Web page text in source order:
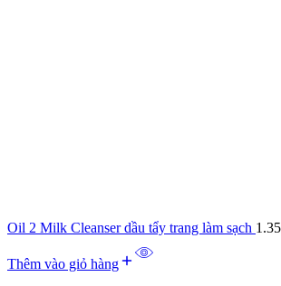
Oil 2 Milk Cleanser dầu tẩy trang làm sạch
Thêm vào giỏ hàng